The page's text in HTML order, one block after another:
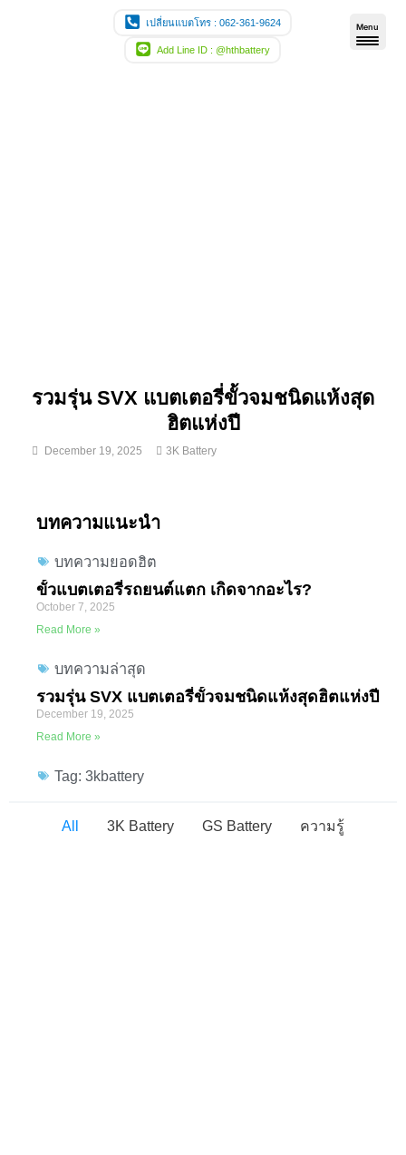
Menu
เปลี่ยนแบตโทร : 062-361-9624
Add Line ID : @hthbattery
รวมรุ่น SVX แบตเตอรี่ขั้วจมชนิดแห้งสุด
ฮิตแห่งปี
December 19, 2025 3K Battery
บทความแนะนำ
บทความยอดฮิต
ขั้วแบตเตอรี่รถยนต์แตก เกิดจากอะไร?
October 7, 2025
Read More »
บทความล่าสุด
รวมรุ่น SVX แบตเตอรี่ขั้วจมชนิดแห้งสุดฮิตแห่งปี
December 19, 2025
Read More »
Tag: 3kbattery
All 3K Battery GS Battery ความรู้